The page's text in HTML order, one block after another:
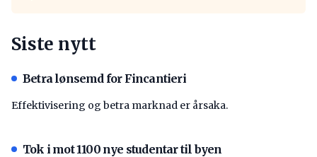
Siste nytt
Betra lønsemd for Fincantieri
Effektivisering og betra marknad er årsaka.
Tok i mot 1100 nye studentar til byen